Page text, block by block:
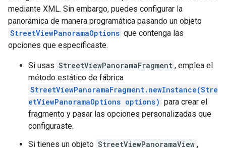
mediante XML. Sin embargo, puedes configurar la
panorámica de manera programática pasando un objeto
StreetViewPanoramaOptions que contenga las
opciones que especificaste.
Si usas StreetViewPanoramaFragment , emplea el
método estático de fábrica
StreetViewPanoramaFragment.newInstance(Stre
etViewPanoramaOptions options) para crear el
fragmento y pasar las opciones personalizadas que
configuraste.
Si tienes un objeto StreetViewPanoramaView ,